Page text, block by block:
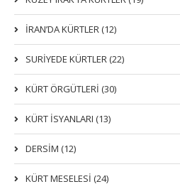
İRAN’DA KÜRTLER (12)
SURİYEDE KÜRTLER (22)
KÜRT ÖRGÜTLERİ (30)
KÜRT İSYANLARI (13)
DERSIM (12)
KÜRT MESELESİ (24)